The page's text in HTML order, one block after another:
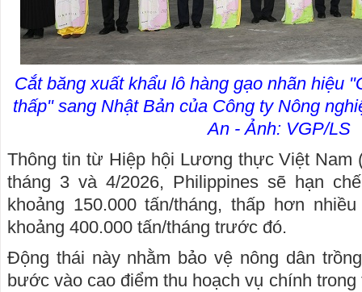
Cắt băng xuất khẩu lô hàng gạo nhãn hiệu
thấp" sang Nhật Bản của Công ty Nông
An - Ảnh: VGP/LS
Thông tin từ Hiệp hội Lương thực Việt Nam
tháng 3 và 4/2026, Philippines sẽ hạn
khoảng 150.000 tấn/tháng, thấp hơn
khoảng 400.000 tấn/tháng trước đó.
Động thái này nhằm bảo vệ nông dân
bước vào cao điểm thu hoạch vụ chính